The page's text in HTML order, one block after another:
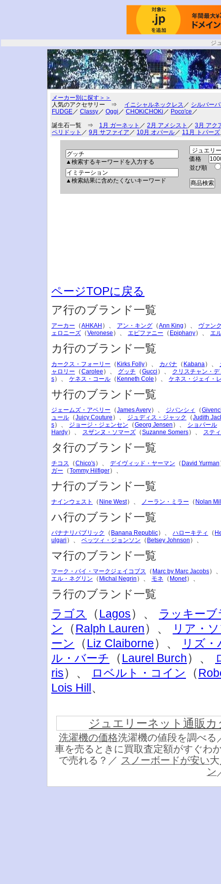
ジ
メーカー別に探す＞＞
人気のアクセサリー ⇒ イニシャルネックレス ／ シルバー
FUDGE／ Classy／ Oggi ／ CHOKiCHOKi ／ Poco'ce ／
誕生石一覧 ⇒ 1月 ガーネット ／ 2月 アメシスト ／ 3月 アク
ペリドット ／ 9月 サファイア ／ 10月 オパール／ 11月 トパーズ
▲検索するキーワードを入力する
▲検索結果に含めたくないキーワード
価格
並び順
ページTOPに戻る
ア行のブランド一覧
アーカー （AHKAH ）、 アン・キング （Ann King ）、
ヴァン
ェロニーズ （Veronese ）、 エピファニー （ Epiphany）、 エ
カ行のブランド一覧
カークス・フォーリー （ Kirks Folly）、 カバナ （ Kabana）、
ャロリー
（Carolee ）、 グッチ （Gucci ）、
クリスチャン・
s）、 ケネス・コール （ Kenneth Cole ）、 ケネス・ジェイ・
サ行のブランド一覧
ジェームズ・アベリー （James Avery）、 ジバンシィ （
ュール （Juicy Couture ）、 ジュディス・ジャック （Judith
s）、 ジョージ・ジェンセン （Georg Jensen ）、 ショパール
Hardy）、 スザンヌ・ソマーズ （Suzanne Somers）、 ステ
タ行のブランド一覧
チコス （Chico's）、 デイヴィッド・ヤーマン （ David Yurman
ガー （Tommy Hilfiger）、
ナ行のブランド一覧
ナインウェスト （ Nine West）、 ノーラン・ミラー （ Nolan
ハ行のブランド一覧
バナナリパブリック （ Banana Republic）、 ハローキティ （
ulgari ）、 ベッツィ・ジョンソン （ Betsey Johnson ）、
マ行のブランド一覧
マーク・バイ・マークジェイコブス （ Marc by Marc Jacobs）
エル・ネグリン （ Michal Negrin ）、 モネ （ Monet）、
ラ行のブランド一覧
ラゴス
（Lagos）、
ラッキー
ン
（Ralph Lauren）、
リア・
ーン
（Liz Claiborne）、
リズ
ル・バーチ
（Laurel Burch）、
ris）、 ロベルト・コイン （
Lois Hill、
ジュエリーネット通販
洗濯機の価格洗濯機の値段を調べ
車を売るときに買取査定額がすぐわ
で売れる？／ スノーボードが安い
ン